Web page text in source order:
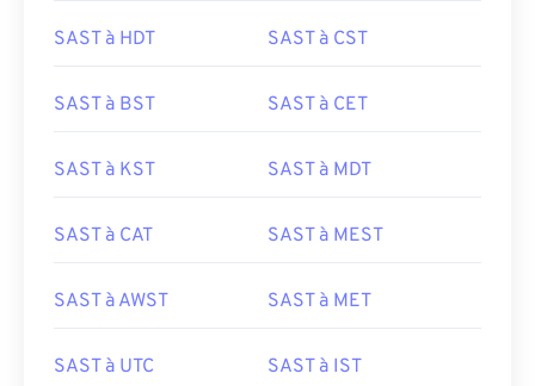
SAST à HDT SAST à CST
SAST à BST SAST à CET
SAST à KST SAST à MDT
SAST à CAT SAST à MEST
SAST à AWST SAST à MET
SAST à UTC SAST à IST